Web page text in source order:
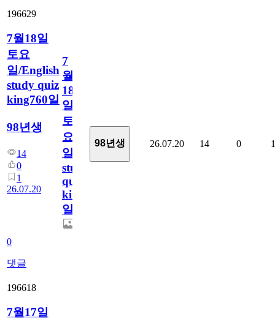
196629
7월18일
토요
일/English
study quiz
king760일
98년생
14
0
1
26.07.20
0
댓글
7
월
18
일
토
요
일/English
study
quiz
king760
일
98년생 26.07.20 14 0 1
196618
7월17일